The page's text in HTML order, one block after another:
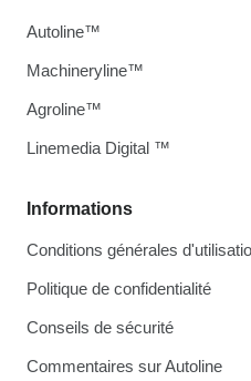
Informations
Conditions générales
Politique de confidentialité
Conseils de sécurité
Commentaires sur Autoline
Autoline™
Machineryline™
Agroline™
Linemedia Digital ™